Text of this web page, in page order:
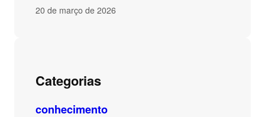
20 de março de 2026
Categorias
conhecimento